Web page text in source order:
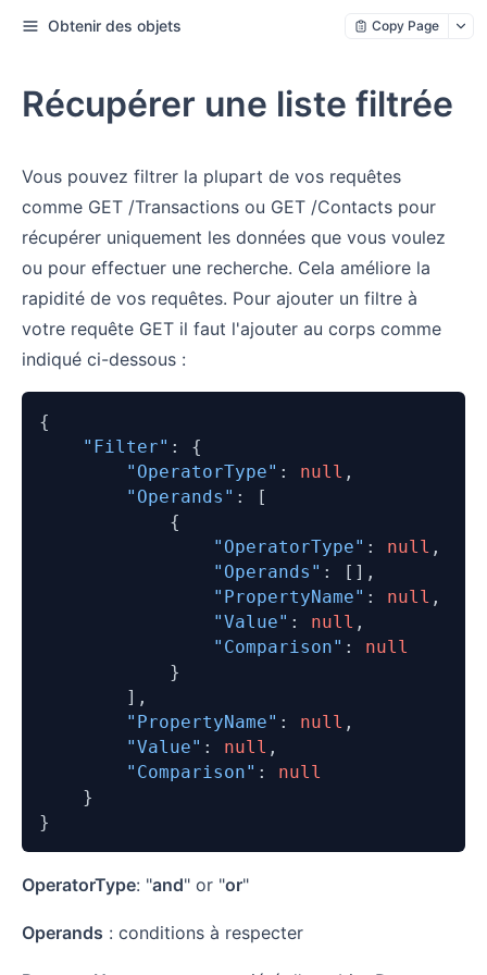
Obtenir des objets Copy Page
Récupérer une liste filtrée
Vous pouvez filtrer la plupart de vos requêtes
comme GET /Transactions ou GET /Contacts pour
récupérer uniquement les données que vous voulez
ou pour effectuer une recherche. Cela améliore la
rapidité de vos requêtes. Pour ajouter un filtre à
votre requête GET il faut l'ajouter au corps comme
indiqué ci-dessous :
{
"Filter" :
{
"OperatorType" : null ,
"Operands" :
[
{
"OperatorType" : null ,
"Operands" : [ ] ,
"PropertyName" : null ,
"Value" : null ,
"Comparison" :
null
}
] ,
"PropertyName" : null ,
"Value" : null ,
"Comparison" :
null
}
}
OperatorType: "and" or "or"
Operands : conditions à respecter